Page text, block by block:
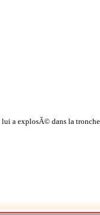
a explosÃ© dans la